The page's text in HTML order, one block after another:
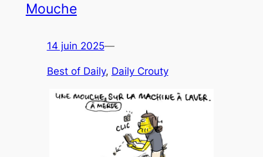
Mouche
14 juin 2025—
Best of Daily, Daily Crouty